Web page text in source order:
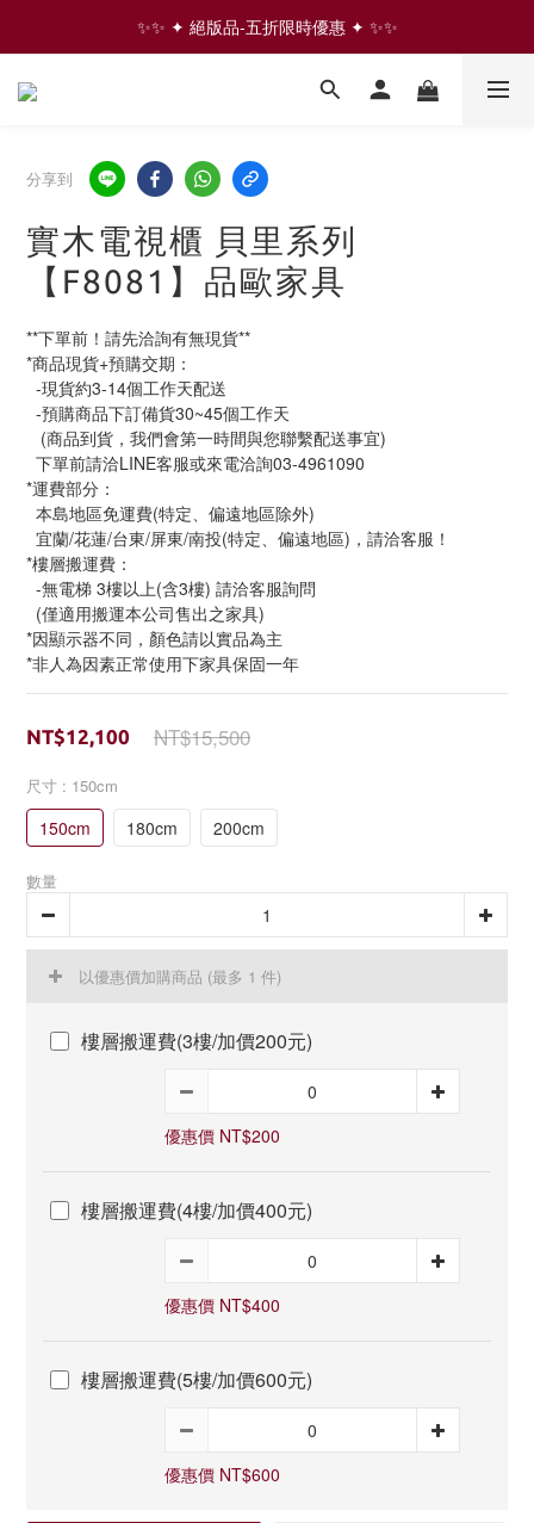
✨✨ ✦ 絕版品-五折限時優惠 ✦ ✨✨
✨✨ ✦ 絕版品-五折限時優惠 ✦ ✨✨
⇩ 往下滑 看更多家具商品  ⇩
分享到
實木電視櫃 貝里系列
【F8081】品歐家具
**下單前！請先洽詢有無現貨**
*商品現貨+預購交期：
  -現貨約3-14個工作天配送
  -預購商品下訂備貨30~45個工作天
   (商品到貨，我們會第一時間與您聯繫配送事宜)
  下單前請洽LINE客服或來電洽詢03-4961090
*運費部分：
  本島地區免運費(特定、偏遠地區除外)
  宜蘭/花蓮/台東/屏東/南投(特定、偏遠地區)，請洽客服！
*樓層搬運費：
  -無電梯 3樓以上(含3樓) 請洽客服詢問
  (僅適用搬運本公司售出之家具)
*因顯示器不同，顏色請以實品為主
*非人為因素正常使用下家具保固一年
NT$15,500
NT$12,100
尺寸 : 150cm
150cm 180cm 200cm
數量
以優惠價加購商品 (最多 1 件)
樓層搬運費(3樓/加價200元)
優惠價 NT$200
樓層搬運費(4樓/加價400元)
優惠價 NT$400
樓層搬運費(5樓/加價600元)
優惠價 NT$600